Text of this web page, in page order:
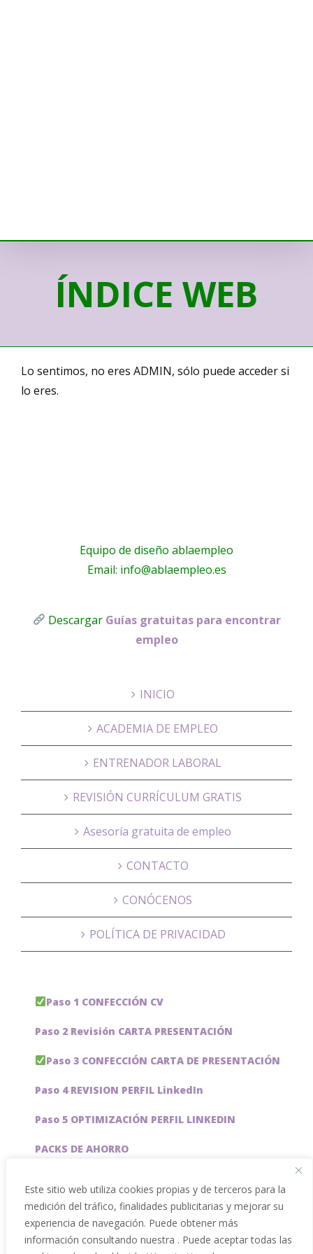
Este sitio web utiliza cookies propias y de terceros para la
medición del tráfico, finalidades publicitarias y mejorar su
experiencia de navegación. Puede obtener más
información consultando nuestra . Puede aceptar todas las
ÍNDICE WEB
Lo sentimos, no eres ADMIN, sólo puede acceder si
lo eres.
Equipo de diseño ablaempleo
Email: info@ablaempleo.es
Descargar Guías gratuitas para encontrar
empleo
INICIO
ACADEMIA DE EMPLEO
ENTRENADOR LABORAL
REVISIÓN CURRÍCULUM GRATIS
Asesoría gratuita de empleo
CONTACTO
CONÓCENOS
POLÍTICA DE PRIVACIDAD
Paso 1 CONFECCIÓN CV
Paso 2 Revisión CARTA PRESENTACIÓN
Paso 3 CONFECCIÓN CARTA DE PRESENTACIÓN
Paso 4 REVISION PERFIL LinkedIn
Paso 5 OPTIMIZACIÓN PERFIL LINKEDIN
PACKS DE AHORRO
Servicios especiales